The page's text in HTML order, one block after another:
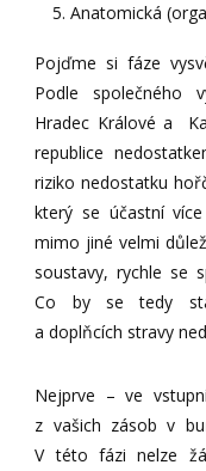
Anatomická
Pojďme si fáze
Podle společného
Hradec Králové a
republice
riziko nedostatku
který se účastní
mimo jiné velmi
soustavy, rychle se
Co by se tedy
a doplňcích stravy
Nejprve – ve
z vašich zásob v
V této fázi nelze